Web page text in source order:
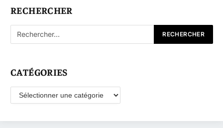
RECHERCHER
CATÉGORIES
Catégories